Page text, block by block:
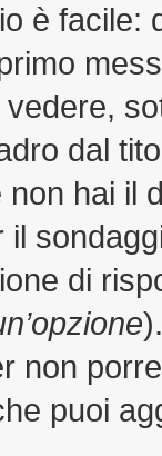
è facile:
dal
hai il
il
di
non
puoi